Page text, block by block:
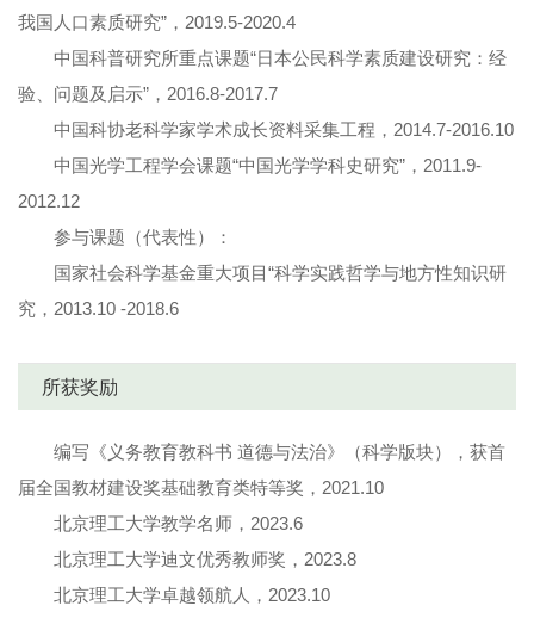
我国人口素质研究”，2019.5-2020.4
中国科普研究所重点课题“日本公民科学素质建设研究：经
验、问题及启示”，2016.8-2017.7
中国科协老科学家学术成长资料采集工程，2014.7-2016.10
中国光学工程学会课题“中国光学学科史研究”，2011.9-
2012.12
参与课题（代表性）：
国家社会科学基金重大项目“科学实践哲学与地方性知识研
究，2013.10 -2018.6
所获奖励
编写《义务教育教科书 道德与法治》（科学版块），获首
届全国教材建设奖基础教育类特等奖，2021.10
北京理工大学教学名师，2023.6
北京理工大学迪文优秀教师奖，2023.8
北京理工大学卓越领航人，2023.10